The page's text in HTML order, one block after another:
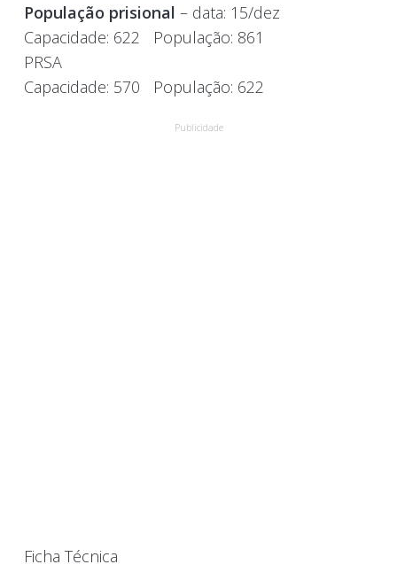
População prisional – data: 15/dez
Capacidade: 622 População: 861
PRSA
Capacidade: 570 População: 622
Publicidade
Ficha Técnica